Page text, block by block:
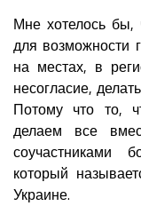
Мне хотелось бы,
для возможности
на местах, в
несогласие,
Потому что то,
делаем все
соучастниками
который
Украине.